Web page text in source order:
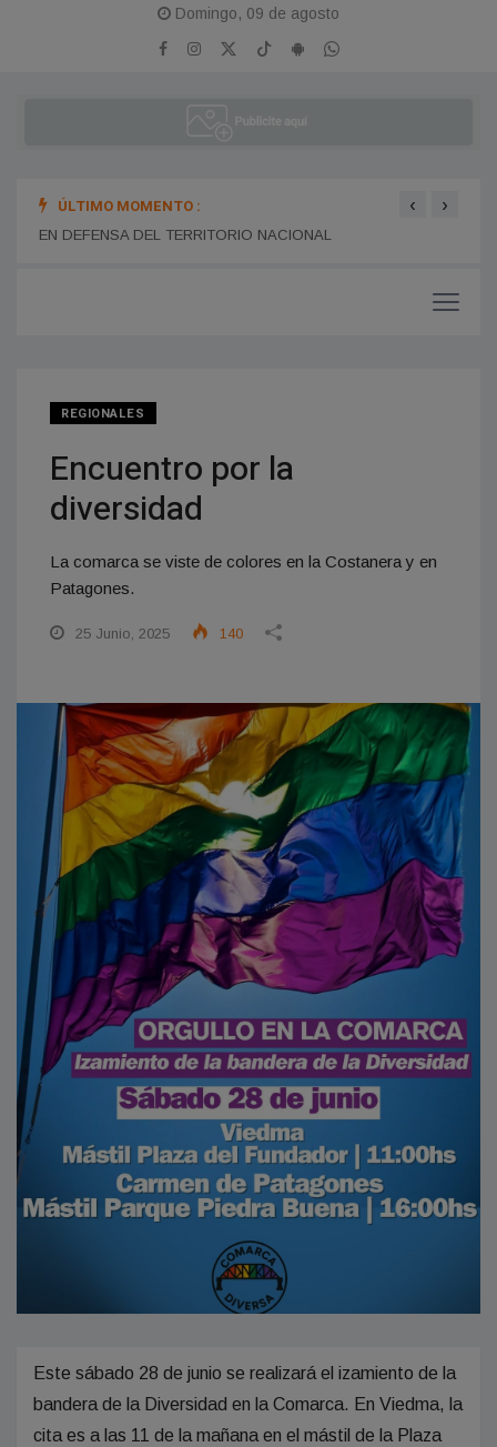
Domingo, 09 de agosto
ÚLTIMO MOMENTO :
BARILOCHE
‹ ›
REGIONALES
Encuentro por la
diversidad
La comarca se viste de colores en la Costanera y en
Patagones.
25 Junio, 2025 140
Este sábado 28 de junio se realizará el izamiento de la
bandera de la Diversidad en la Comarca. En Viedma, la
cita es a las 11 de la mañana en el mástil de la Plaza